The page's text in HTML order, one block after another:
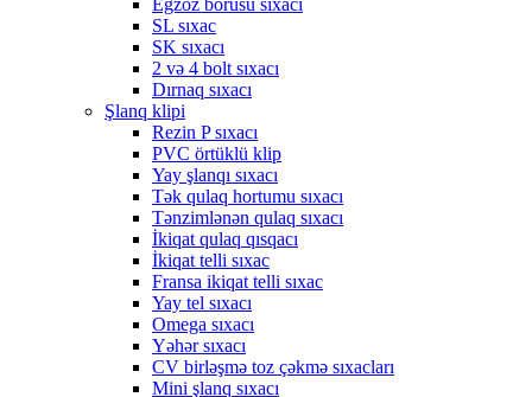
Egzoz borusu sıxacı
SL sıxac
SK sıxacı
2 və 4 bolt sıxacı
Dırnaq sıxacı
Şlanq klipi
Rezin P sıxacı
PVC örtüklü klip
Yay şlanqı sıxacı
Tək qulaq hortumu sıxacı
Tənzimlənən qulaq sıxacı
İkiqat qulaq qısqacı
İkiqat telli sıxac
Fransa ikiqat telli sıxac
Yay tel sıxacı
Omega sıxacı
Yəhər sıxacı
CV birləşmə toz çəkmə sıxacları
Mini şlanq sıxacı